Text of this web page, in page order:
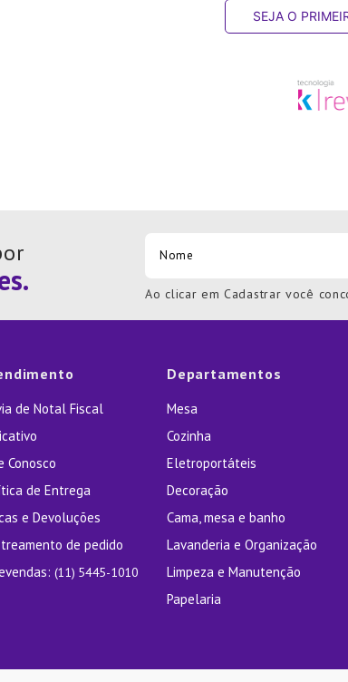
SEJA O
Ao clicar em Cadastrar você
de Notal Fiscal
Conosco
de Entrega
e Devoluções
de pedido
(11) 5445-1010
Departamentos
Mesa
Cozinha
Eletroportáteis
Decoração
Cama, mesa e banho
Lavanderia e Organização
Limpeza e Manutenção
Papelaria